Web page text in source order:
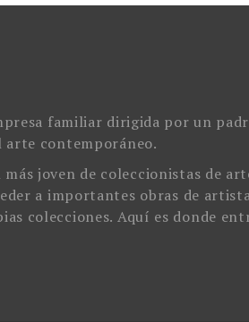
familiar dirigida por un
arte contemporáneo.
joven de coleccionistas de
a importantes obras de
colecciones. Aquí es donde